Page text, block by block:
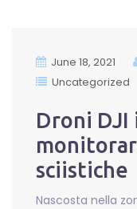
June 18, 2021
Uncategorized
Droni
sciistiche
Nascosta nella